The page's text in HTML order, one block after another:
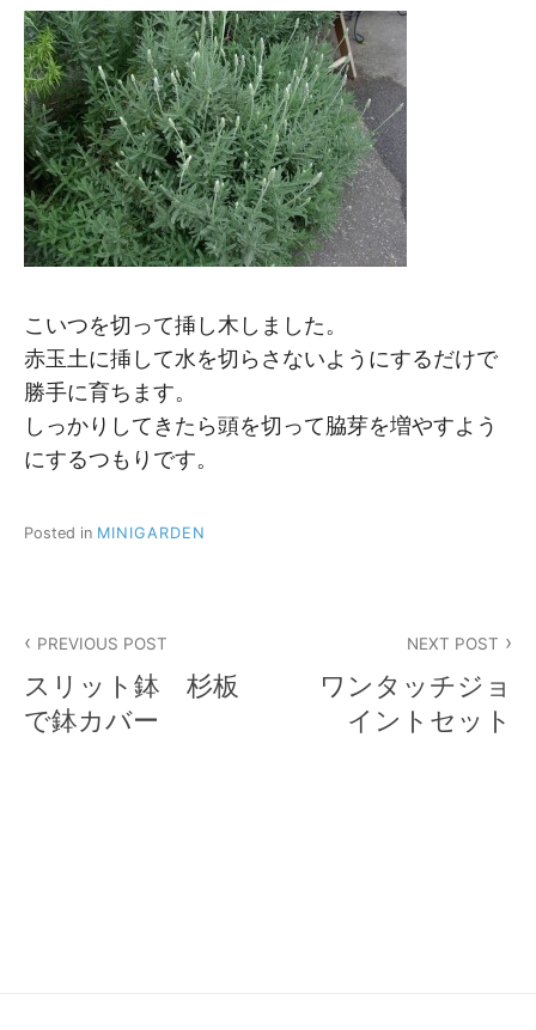
こいつを切って挿し木しました。
赤玉土に挿して水を切らさないようにするだけで
勝手に育ちます。
しっかりしてきたら頭を切って脇芽を増やすよう
にするつもりです。
Posted in MINIGARDEN
稿
ナ
PREVIOUS POST
スリット鉢 杉板
で鉢カバー
NEXT POST
ワンタッチジョ
イントセット